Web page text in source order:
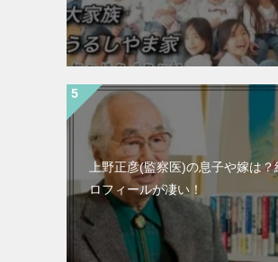
上野正彦(監察医)の息子や嫁は
ロフィールが凄い！